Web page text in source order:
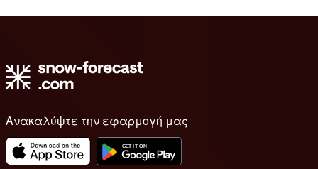
Ανακαλύψτε την εφαρμογή μας